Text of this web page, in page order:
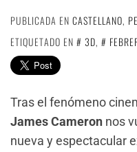
PUBLICADA EN CASTELLANO,
ETIQUETADO EN
3D,
Tras el fenómeno
James Cameron nos
nueva y espectacular